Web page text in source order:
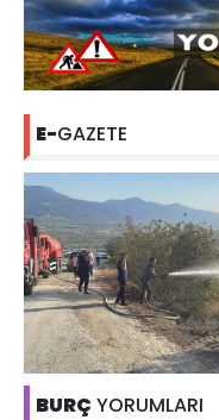
E-GAZETE
BURÇ YORUMLARI